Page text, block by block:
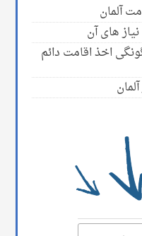
آلمان
های آن
اخذ اقامت دائم